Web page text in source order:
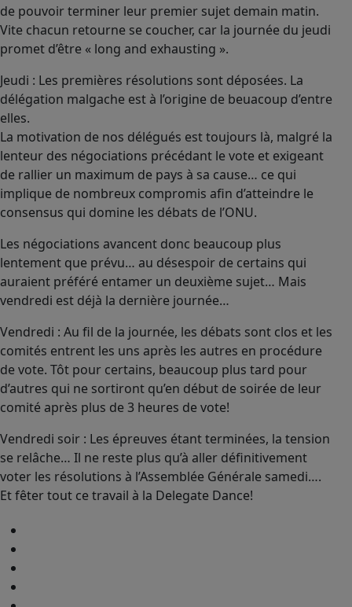
de pouvoir terminer leur premier sujet demain matin.
Vite chacun retourne se coucher, car la journée du jeudi
promet d’être « long and exhausting ».
Jeudi : Les premières résolutions sont déposées. La
délégation malgache est à l’origine de beuacoup d’entre
elles.
La motivation de nos délégués est toujours là, malgré la
lenteur des négociations précédant le vote et exigeant
de rallier un maximum de pays à sa cause… ce qui
implique de nombreux compromis afin d’atteindre le
consensus qui domine les débats de l’ONU.
Les négociations avancent donc beaucoup plus
lentement que prévu… au désespoir de certains qui
auraient préféré entamer un deuxième sujet… Mais
vendredi est déjà la dernière journée…
Vendredi : Au fil de la journée, les débats sont clos et les
comités entrent les uns après les autres en procédure
de vote. Tôt pour certains, beaucoup plus tard pour
d’autres qui ne sortiront qu’en début de soirée de leur
comité après plus de 3 heures de vote!
Vendredi soir : Les épreuves étant terminées, la tension
se relâche… Il ne reste plus qu’à aller définitivement
voter les résolutions à l’Assemblée Générale samedi….
Et fêter tout ce travail à la Delegate Dance!